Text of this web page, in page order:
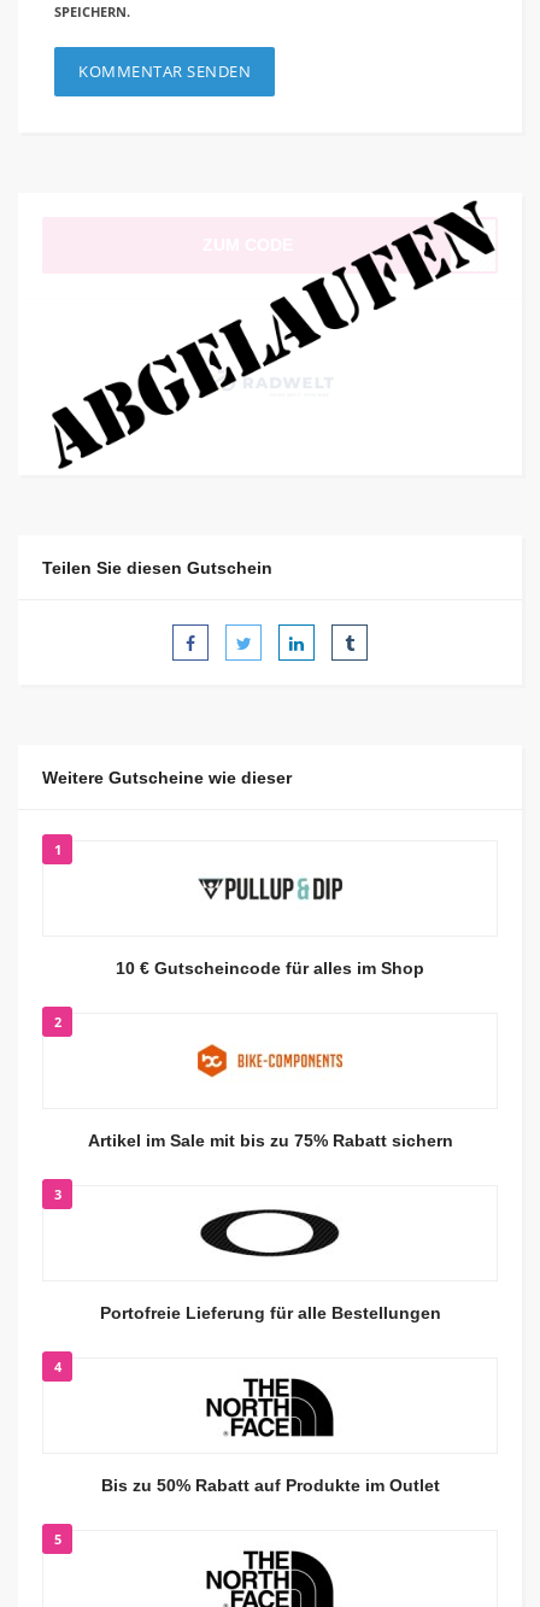
SPEICHERN.
Teilen Sie diesen Gutschein
Weitere Gutscheine wie dieser
1
10 € Gutscheincode für alles im Shop
2
Artikel im Sale mit bis zu 75% Rabatt sichern
3
Portofreie Lieferung für alle Bestellungen
4
Bis zu 50% Rabatt auf Produkte im Outlet
5